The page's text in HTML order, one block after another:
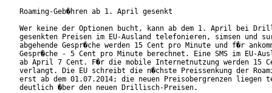
Roaming-Geb�hren ab 1. April gesenkt
Wer keine der Optionen bucht, kann ab dem 1. April bei
gesenkten Preisen im EU-Ausland telefonieren, simsen und
abgehende Gespr�che werden 15 Cent pro Minute und f�r
Gespr�che - 5 Cent pro Minute berechnet. Eine SMS im EU-
ab April 7 Cent. F�r die mobile Internetnutzung werden 15
verlangt. Die EU schreibt die n�chste Preissenkung der
erst ab dem 01.07.2014; die neuen Preisobergrenzen liegen
deutlich �ber den neuen Drillisch-Preisen.